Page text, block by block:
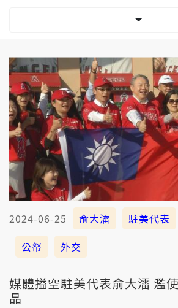
2024-06-25 俞大㵢 駐美代表
公帑
外交
媒體搤空駐美代表俞大㵢 濫
品